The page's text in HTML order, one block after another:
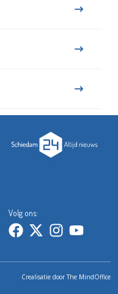
Volg ons:
Crealisatie doorThe MindOffice